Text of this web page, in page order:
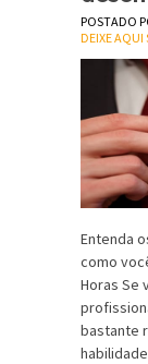
POSTADO
DEIXE AQUI
Entenda
como
Horas Se
bastante